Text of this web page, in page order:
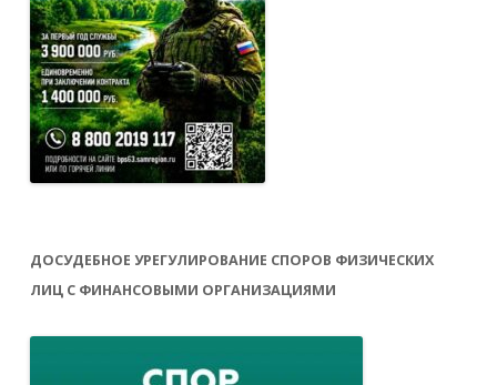
ДОСУДЕБНОЕ УРЕГУЛИРОВАНИЕ СПОРОВ ФИЗИЧЕСКИХ
ЛИЦ С ФИНАНСОВЫМИ ОРГАНИЗАЦИЯМИ